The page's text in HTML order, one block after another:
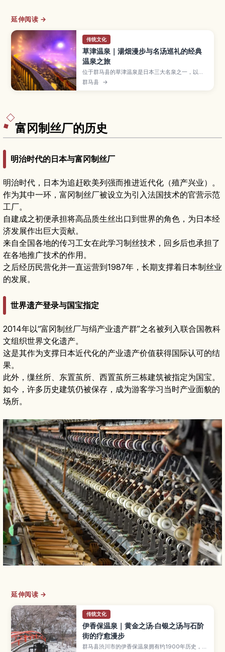
延伸阅读 →
传统文化
草津温泉｜湯畑漫步与名汤巡礼的经典
温泉之旅
位于群马县的草津温泉是日本三大名泉之一，以象
征性景点“汤畑”、高酸性的泉质和传统的“揉汤”表
演而闻名。本文介绍草津温泉的特色泉水、推荐的
群马县 →
富冈制丝厂的历史
明治时代的日本与富冈制丝厂
明治时代，日本为追赶欧美列强而推进近代化（殖产兴业）。
作为其中一环，富冈制丝厂被设立为引入法国技术的官营示范
工厂。
自建成之初便承担将高品质生丝出口到世界的角色，为日本经
济发展作出巨大贡献。
来自全国各地的传习工女在此学习制丝技术，回乡后也承担了
在各地推广技术的作用。
之后经历民营化并一直运营到1987年，长期支撑着日本制丝业
的发展。
世界遗产登录与国宝指定
2014年以“富冈制丝厂与绢产业遗产群”之名被列入联合国教科
文组织世界文化遗产。
这是其作为支撑日本近代化的产业遗产价值获得国际认可的结
果。
此外，缫丝所、东置茧所、西置茧所三栋建筑被指定为国宝。
如今，许多历史建筑仍被保存，成为游客学习当时产业面貌的
场所。
延伸阅读 →
传统文化
伊香保温泉｜黄金之汤·白银之汤与石阶
街的疗愈漫步
群马县渋川市的伊香保温泉拥有约1900年历史，以